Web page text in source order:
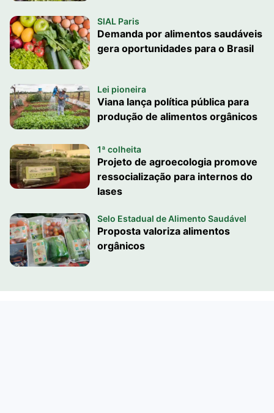
SIAL Paris
Demanda por alimentos saudáveis
gera oportunidades para o Brasil
Lei pioneira
Viana lança política pública para
produção de alimentos orgânicos
1ª colheita
Projeto de agroecologia promove
ressocialização para internos do
Iases
Selo Estadual de Alimento Saudável
Proposta valoriza alimentos
orgânicos